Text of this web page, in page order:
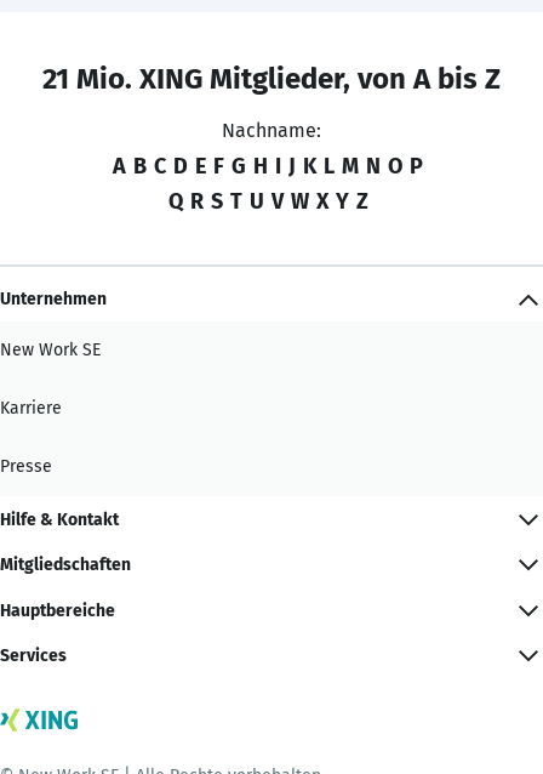
21 Mio. XING Mitglieder, von A bis Z
Nachname:
A B C D E F G H I J K L M N O P
Q R S T U V W X Y Z
Unternehmen
New Work SE
Karriere
Presse
Hilfe & Kontakt
Mitgliedschaften
Hauptbereiche
Services